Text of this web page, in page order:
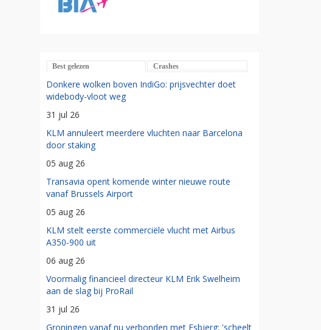
Best gelezen Crashes
Donkere wolken boven IndiGo: prijsvechter doet
widebody-vloot weg
31 jul 26
KLM annuleert meerdere vluchten naar Barcelona
door staking
05 aug 26
Transavia opent komende winter nieuwe route
vanaf Brussels Airport
05 aug 26
KLM stelt eerste commerciële vlucht met Airbus
A350-900 uit
06 aug 26
Voormalig financieel directeur KLM Erik Swelheim
aan de slag bij ProRail
31 jul 26
Groningen vanaf nu verbonden met Esbjerg: 'scheelt